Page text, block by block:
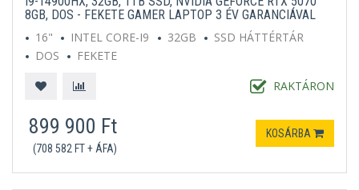
8GB, DOS - FEKETE GAMER LAPTOP 3 ÉV GARANCIÁVAL
16"
INTEL CORE-I9 32GB
SSD HÁTTÉRTÁR
DOS
FEKETE
RAKTÁRON
899 900 Ft
(708 582 FT + ÁFA)
KOSÁRBA